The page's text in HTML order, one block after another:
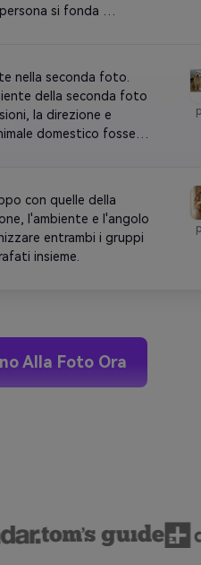
si fonda
nella seconda foto.
della seconda foto
la direzione e
domestico fosse
con quelle della
l'ambiente e l'angolo
entrambi i gruppi
insieme.
Alla Foto Ora